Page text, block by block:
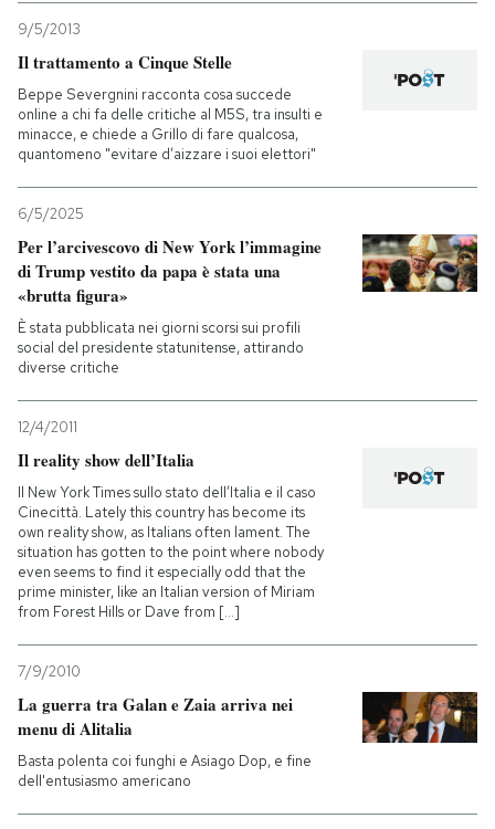
AREA PERSONALE
Entra
9/5/2013
Il trattamento a Cinque Stelle
Beppe Severgnini racconta cosa succede
online a chi fa delle critiche al M5S, tra insulti e
minacce, e chiede a Grillo di fare qualcosa,
quantomeno "evitare d’aizzare i suoi elettori"
6/5/2025
Per l’arcivescovo di New York l’immagine
di Trump vestito da papa è stata una
«brutta figura»
È stata pubblicata nei giorni scorsi sui profili
social del presidente statunitense, attirando
diverse critiche
12/4/2011
Il reality show dell’Italia
Il New York Times sullo stato dell’Italia e il caso
Cinecittà. Lately this country has become its
own reality show, as Italians often lament. The
situation has gotten to the point where nobody
even seems to find it especially odd that the
prime minister, like an Italian version of Miriam
from Forest Hills or Dave from [...]
7/9/2010
La guerra tra Galan e Zaia arriva nei
menu di Alitalia
Basta polenta coi funghi e Asiago Dop, e fine
dell'entusiasmo americano